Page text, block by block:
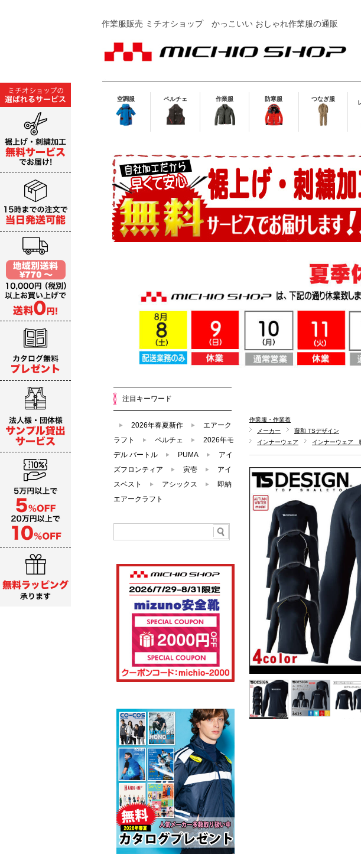
作業服販売 ミチオショップかっこいい おしゃれ作業服の通販
空調服 ペルチェ 作業服 防寒服 つなぎ服
作業服・作業着
メーカー
藤和 TSデザイン
インナーウェア
インナーウェア
注目キーワード
2026年春夏新作
エアーク
ラフト
ペルチェ
2026年モ
デル バートル
PUMA
アイ
ズフロンティア
寅壱
アイ
スベスト
アシックス
即納
エアークラフト